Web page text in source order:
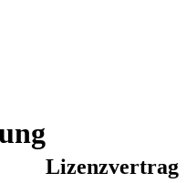
Lizenzvertrag